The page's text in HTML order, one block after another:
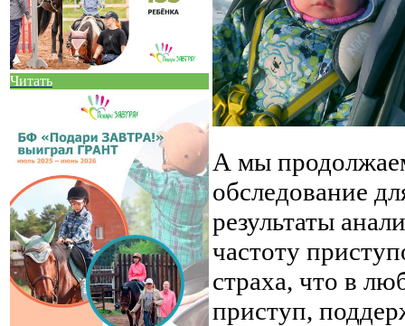
Читать
А мы
обследование
результаты
частоту
страха, что в
приступ,